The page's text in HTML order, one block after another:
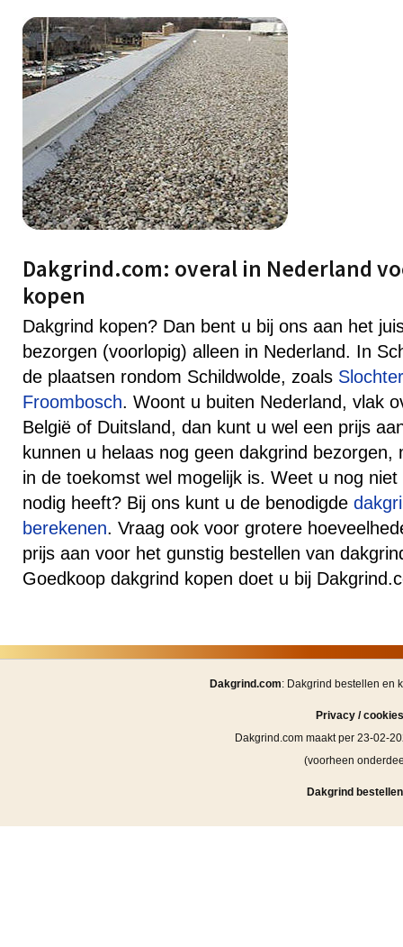
Dakgrind.com: overal in Nederland
kopen
Dakgrind kopen? Dan bent u bij ons aan het
bezorgen (voorlopig) alleen in Nederland. In
de plaatsen rondom Schildwolde, zoals
Froombosch. Woont u buiten Nederland, vlak
België of Duitsland, dan kunt u wel een prijs
kunnen u helaas nog geen dakgrind bezorgen,
in de toekomst wel mogelijk is. Weet u nog
nodig heeft? Bij ons kunt u de benodigde
berekenen. Vraag ook voor grotere
prijs aan voor het gunstig bestellen van
Goedkoop dakgrind kopen doet u bij
Dakgrind.com: Dakgrind bestellen en
Privacy / cookies
Dakgrind.com maakt per 23-02-
(voorheen
Dakgrind